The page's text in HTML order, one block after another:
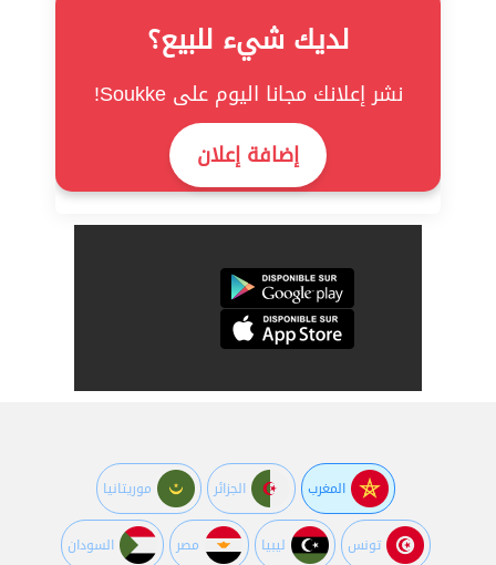
لديك شيء للبيع؟
نشر إعلانك مجانا اليوم على Soukke!
إضافة إعلان
المغرب الجزائر موريتانيا
تونس ليبيا مصر السودان